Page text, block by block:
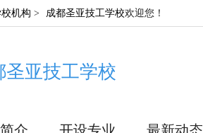
机构 > 成都圣亚技工学校欢迎您！
圣亚技工学校